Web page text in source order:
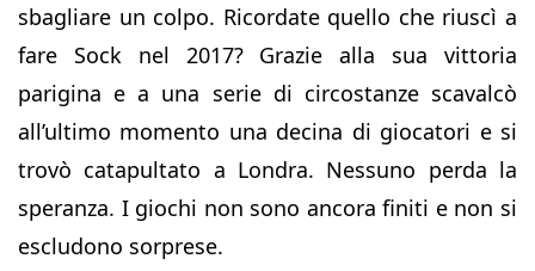
sbagliare un colpo. Ricordate quello che riuscì a
fare Sock nel 2017? Grazie alla sua vittoria
parigina e a una serie di circostanze scavalcò
all’ultimo momento una decina di giocatori e si
trovò catapultato a Londra. Nessuno perda la
speranza. I giochi non sono ancora finiti e non si
escludono sorprese.